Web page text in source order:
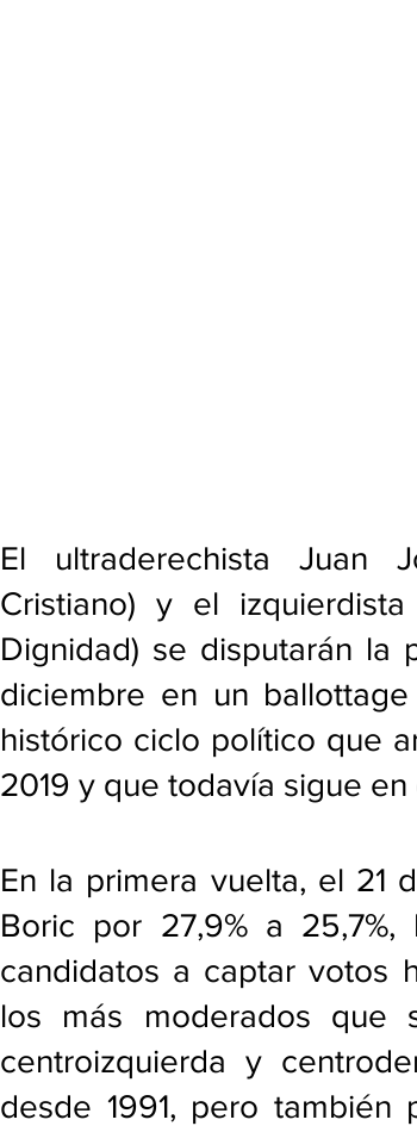
El ultraderechista Juan
Cristiano) y el
Dignidad) se disputarán la
diciembre en un
histórico ciclo político que
2019 y que todavía sigue en
En la primera vuelta, el 21
Boric por 27,9% a
candidatos a captar votos
los más moderados que
centroizquierda y
desde 1991, pero también